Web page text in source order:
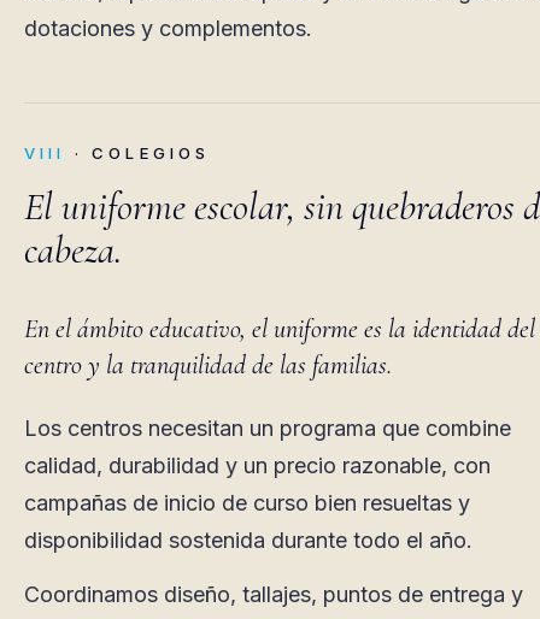
dotaciones y complementos.
VIII · COLEGIOS
El uniforme escolar, sin quebraderos
cabeza.
En el ámbito educativo, el uniforme es la identidad del
centro y la tranquilidad de las familias.
Los centros necesitan un programa que combine
calidad, durabilidad y un precio razonable, con
campañas de inicio de curso bien resueltas y
disponibilidad sostenida durante todo el año.
Coordinamos diseño, tallajes, puntos de entrega y